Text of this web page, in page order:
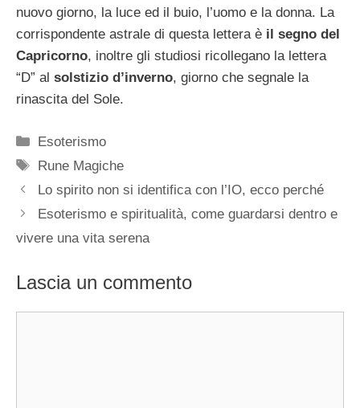
nuovo giorno, la luce ed il buio, l’uomo e la donna. La
corrispondente astrale di questa lettera è il segno del
Capricorno, inoltre gli studiosi ricollegano la lettera
“D” al solstizio d’inverno, giorno che segnale la
rinascita del Sole.
Categorie
Esoterismo
Tag
Rune Magiche
Lo spirito non si identifica con l’IO, ecco perché
Esoterismo e spiritualità, come guardarsi dentro e
vivere una vita serena
Lascia un commento